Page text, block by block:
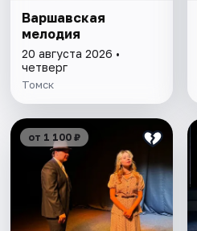
Варшавская
мелодия
20 августа 2026 •
четверг
Томск
от 1 100 ₽